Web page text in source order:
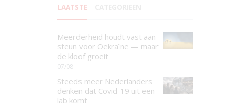
LAATSTE
Meerderheid houdt vast aan
steun voor Oekraïne — maar
de kloof groeit
07/08
Steeds meer Nederlanders
denken dat Covid-19 uit een
lab komt